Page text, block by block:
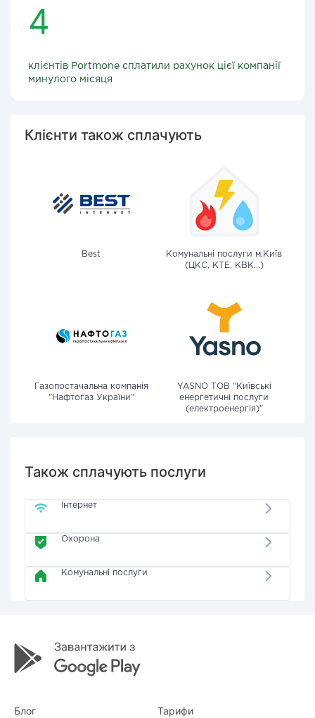
4
клієнтів Portmone сплатили рахунок цієї компанії
минулого місяця
Клієнти також сплачують
Best
Комунальні послуги м.Київ
(ЦКС, КТЕ, КВК...)
Газопостачальна компанія
"Нафтогаз України"
YASNO ТОВ "Київські
енергетичні послуги
(електроенергія)"
Також сплачують послуги
Інтернет
Охорона
Комунальні послуги
Блог Тарифи